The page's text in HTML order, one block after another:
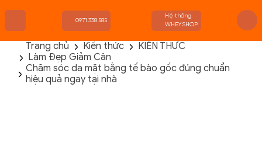
TRANG CHỦ
FLASH SALE
THANH LÝ
0971.338.585
Hệ thống
WHEYSHOP
Trang chủ Kiến thức
KIẾN THỨC
Làm Đẹp Giảm Cân
Chăm sóc da mặt bằng tế bào gốc đúng chuẩn
hiệu quả ngay tại nhà